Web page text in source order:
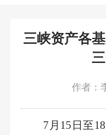
三峡资产各
作者：
7月15日至18